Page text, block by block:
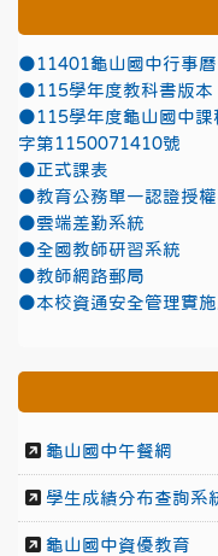
●11401龜山國中行事曆
●115學年度教科書版本
●115學年度龜山國中課
字第1150071410號
●正式課表
●教育公務單一認證授權
●雲端差勤系統
●全國教師研習系統
●教師網路郵局
●本校資通安全管理實施
龜山國中午餐網
學生成績分布查詢系
龜山國中資優教育